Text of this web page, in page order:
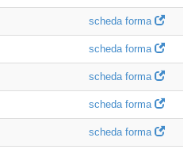
scheda forma
scheda forma
scheda forma
scheda forma
scheda forma